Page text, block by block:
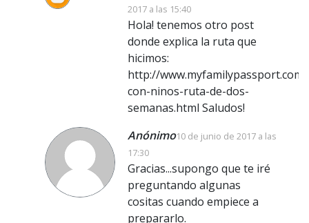
2017 a las 15:40
Hola! tenemos otro post
donde explica la ruta que
hicimos:
http://
con-ninos-ruta-de-dos-
semanas.html Saludos!
Anónimo10 de junio de 2017 a las
17:30
Gracias...supongo que te iré
preguntando algunas
cositas cuando empiece a
prepararlo.